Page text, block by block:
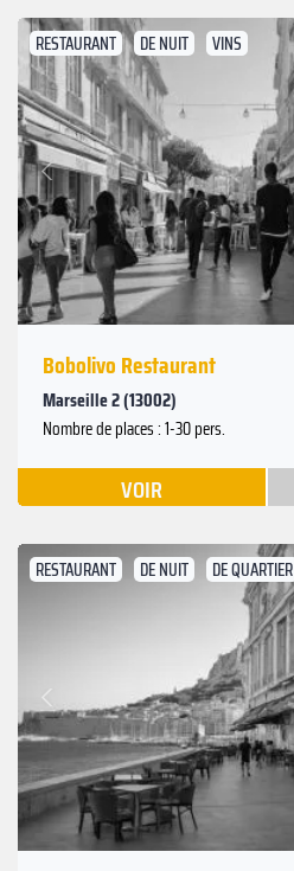
RESTAURANT DE NUIT VINS
Précédent
Bobolivo Restaurant
Marseille 2 (13002)
Nombre de places : 1-30 pers.
VOIR
RESTAURANT DE NUIT DE QUARTIER
Précédent